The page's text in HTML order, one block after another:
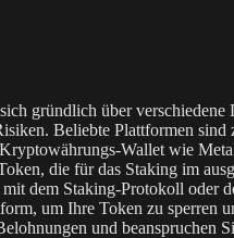
gründlich über
Beliebte Plattformen
Wallet wie
die für das Staking im
dem Staking-Protokoll oder
um Ihre Token zu sperren
und beanspruchen